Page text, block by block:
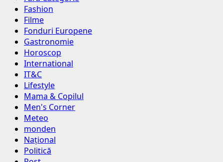
Fashion
Filme
Fonduri Europene
Gastronomie
Horoscop
International
IT&C
Lifestyle
Mama & Copilul
Men's Corner
Meteo
monden
Național
Politică